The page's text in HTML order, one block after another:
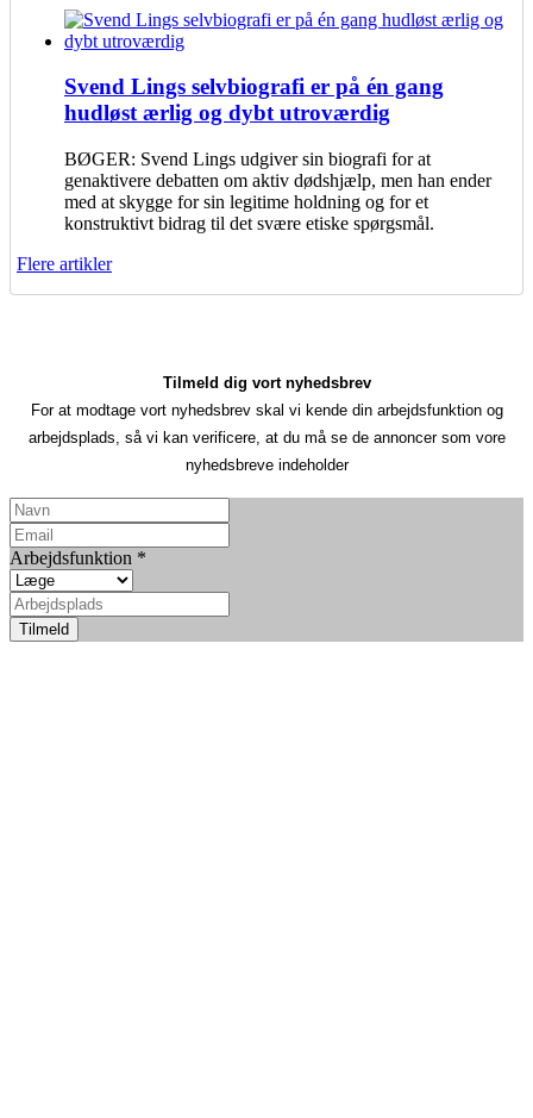
Svend Lings selvbiografi er på én gang
hudløst ærlig og dybt utroværdig
BØGER: Svend Lings udgiver sin biografi for at
genaktivere debatten om aktiv dødshjælp, men han ender
med at skygge for sin legitime holdning og for et
konstruktivt bidrag til det svære etiske spørgsmål.
Flere artikler
Tilmeld dig vort nyhedsbrev
For at modtage vort nyhedsbrev skal vi kende din arbejdsfunktion og
arbejdsplads, så vi kan verificere, at du må se de annoncer som vore
nyhedsbreve indeholder
Arbejdsfunktion *
Tilmeld